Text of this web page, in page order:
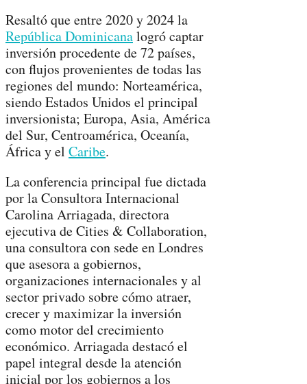
Resaltó que entre 2020 y 2024 la
República Dominicanalogró captar
inversión procedente de 72 países,
con flujos provenientes de todas las
regiones del mundo: Norteamérica,
siendo Estados Unidos el principal
inversionista; Europa, Asia, América
del Sur, Centroamérica, Oceanía,
África y el Caribe.
La conferencia principal fue dictada
por la Consultora Internacional
Carolina Arriagada, directora
ejecutiva de Cities & Collaboration,
una consultora con sede en Londres
que asesora a gobiernos,
organizaciones internacionales y al
sector privado sobre cómo atraer,
crecer y maximizar la inversión
como motor del crecimiento
económico. Arriagada destacó el
papel integral desde la atención
inicial por los gobiernos a los